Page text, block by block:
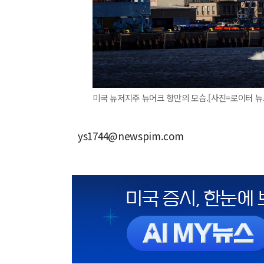
미국 뉴저지주 뉴어크 항만의 모습.[사진=로이터
ys1744@newspim.com